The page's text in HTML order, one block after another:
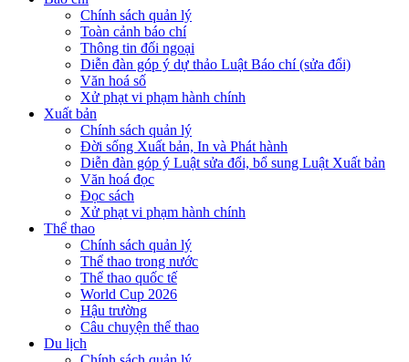
Chính sách quản lý
Toàn cảnh báo chí
Thông tin đối ngoại
Diễn đàn góp ý dự thảo Luật Báo chí (sửa đổi)
Văn hoá số
Xử phạt vi phạm hành chính
Xuất bản
Chính sách quản lý
Đời sống Xuất bản, In và Phát hành
Diễn đàn góp ý Luật sửa đổi, bổ sung Luật Xuất bản
Văn hoá đọc
Đọc sách
Xử phạt vi phạm hành chính
Thể thao
Chính sách quản lý
Thể thao trong nước
Thể thao quốc tế
World Cup 2026
Hậu trường
Câu chuyện thể thao
Du lịch